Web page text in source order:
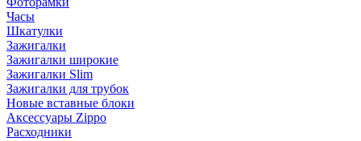
Часы
Шкатулки
Зажигалки
Зажигалки широкие
Зажигалки Slim
Зажигалки для трубок
Новые вставные блоки
Аксессуары Zippo
Расходники